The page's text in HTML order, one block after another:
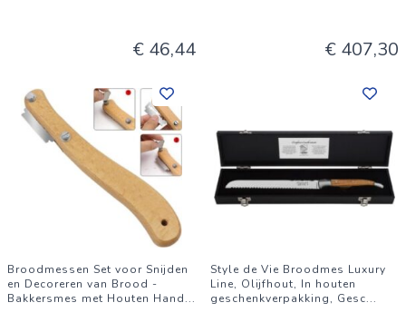
€ 46,44 € 407,30
Broodmessen Set voor Snijden
en Decoreren van Brood -
Bakkersmes met Houten Hand...
Style de Vie Broodmes Luxury
Line, Olijfhout, In houten
geschenkverpakking, Gesc...